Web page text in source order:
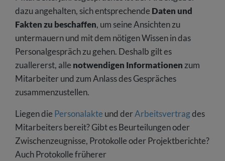
dazu angehalten, sich entsprechende Daten und
Fakten zu beschaffen, um seine Ansichten zu
untermauern und mit dem nötigen Wissen in das
Personalgespräch zu gehen. Deshalb gilt es
zuallererst, alle notwendigen Informationen zum
Mitarbeiter und zum Anlass des Gespräches
zusammenzustellen.
Liegen die Personalakte und derArbeitsvertragdes
Mitarbeiters bereit? Gibt es Beurteilungen oder
Zwischenzeugnisse, Protokolle oder Projektberichte?
Auch Protokolle früherer